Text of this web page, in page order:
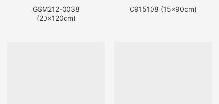
GSM212-0038
(20x120cm)
C915108 (15x90cm)